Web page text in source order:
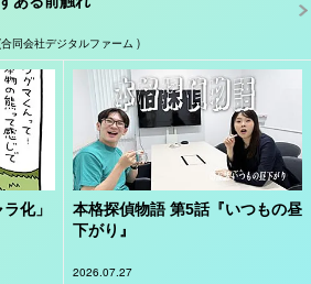
同会社デジタルファーム )
化」
本格探偵物語 第5話『いつもの昼
下がり』
2026.07.27